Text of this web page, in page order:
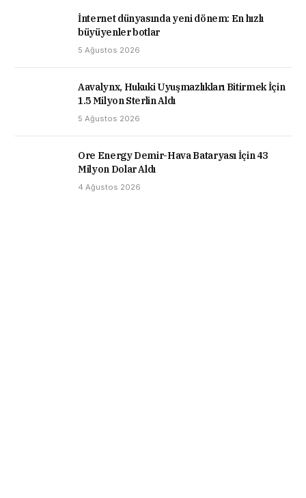
İnternet dünyasında yeni dönem: En hızlı
büyüyenler botlar
5 Ağustos 2026
Aavalynx, Hukuki Uyuşmazlıkları Bitirmek İçin
1.5 Milyon Sterlin Aldı
5 Ağustos 2026
Ore Energy Demir-Hava Bataryası İçin 43
Milyon Dolar Aldı
4 Ağustos 2026